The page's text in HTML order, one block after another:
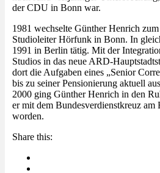
der CDU in Bonn war.
1981 wechselte Günther Henrich
Studioleiter Hörfunk in Bonn. In
1991 in Berlin tätig. Mit der
Studios in das neue ARD-
dort die Aufgaben eines „Senior
bis zu seiner Pensionierung aktuell
2000 ging Günther Henrich in den
er mit dem Bundesverdienstkreuz am
worden.
Share this: